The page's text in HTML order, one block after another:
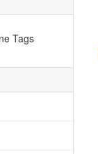
Tags